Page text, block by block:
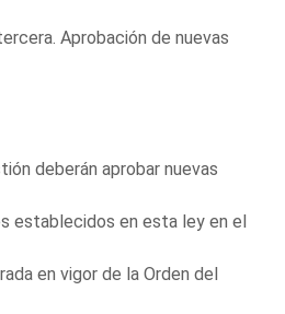
Aprobación de nuevas
deberán aprobar nuevas
establecidos en esta ley en el
en vigor de la Orden del